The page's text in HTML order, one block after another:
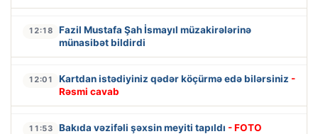
12:18
Fazil Mustafa Şah İsmayıl müzakirələrinə
münasibət bildirdi
12:01 Kartdan istədiyiniz qədər köçürmə edə bilərsiniz -
Rəsmi cavab
11:53 Bakıda vəzifəli şəxsin meyiti tapıldı - FOTO